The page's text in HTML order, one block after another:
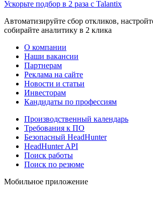
Ускорьте подбор в 2 раза с Talantix
Автоматизируйте сбор откликов,
собирайте аналитику в 2 клика
О компании
Наши вакансии
Партнерам
Реклама на сайте
Новости и статьи
Инвесторам
Кандидаты по профессиям
Производственный календарь
Требования к ПО
Безопасный HeadHunter
HeadHunter API
Поиск работы
Поиск по резюме
Мобильное приложение